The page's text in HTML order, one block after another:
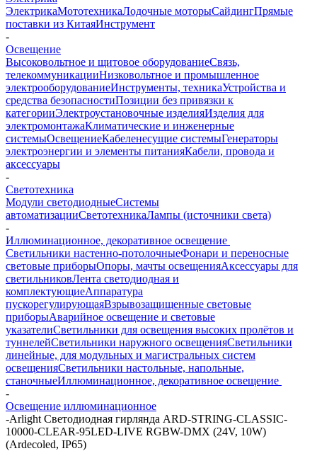
ЭлектрикаМототехникаЛодочные моторыСайдингПрямые
поставки из КитаяИнструмент
-
Освещение
Высоковольтное и щитовое оборудованиеСвязь,
телекоммуникацииНизковольтное и промышленное
электрооборудованиеИнструменты, техникаУстройства и
средства безопасностиПозиции без привязки к
категорииЭлектроустановочные изделияИзделия для
электромонтажаКлиматические и инженерные
системыОсвещениеКабеленесущие системыГенераторы
электроэнергии и элементы питанияКабели, провода и
аксессуары
-
Светотехника
Модули светодиодныеСистемы
автоматизацииСветотехникаЛампы (источники света)
-
Иллюминационное, декоративное освещение
Светильники настенно-потолочныеФонари и переносные
световые приборыОпоры, мачты освещенияАксессуары для
светильниковЛента светодиодная и
комплектующиеАппаратура
пускорегулирующаяВзрывозащищенные световые
приборыАварийное освещение и световые
указателиСветильники для освещения высоких пролётов и
туннелейСветильники наружного освещенияСветильники
линейные, для модульных и магистральных систем
освещенияСветильники настольные, напольные,
станочныеИллюминационное, декоративное освещение
-
Освещение иллюминационное
-Arlight Светодиодная гирлянда ARD-STRING-CLASSIC-
10000-CLEAR-95LED-LIVE RGBW-DMX (24V, 10W)
(Ardecoled, IP65)